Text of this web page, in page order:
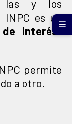
las y los
INPC es un
interés
permite
a otro.
☰